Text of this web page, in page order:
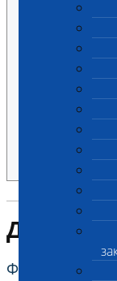
Общий
Количество
675.00 ₽
Данные
ФИО